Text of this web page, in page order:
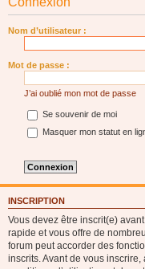
Nom d’utilisateur :
Mot de passe :
J’ai oublié mon mot de passe
Se souvenir de moi
Masquer mon statut en
INSCRIPTION
Vous devez être inscrit(e)
rapide et vous offre de
forum peut accorder des
inscrits. Avant de vous